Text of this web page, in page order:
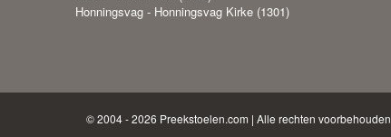
Honningsvag - Honningsvag Kirke (1301)
© 2004 - 2026 Preekstoelen.com | Alle rechten voorbehouden